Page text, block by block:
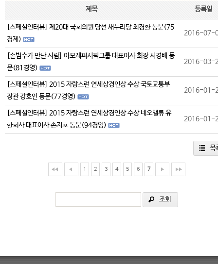
제목 등록일
[스페셜인터뷰] 제20대 국회의원 당선 새누리당 최경환 동문(75
경제)
2016-07-
[손범수가 만난 사람] 아모레퍼시픽그룹 대표이사 회장 서경배 동
문(81경영)
2016-03-
[스페셜인터뷰] 2015 자랑스런 연세상경인상 수상 국토교통부
장관 강호인 동문(77경영)
2016-01-
[스페셜인터뷰] 2015 자랑스런 연세상경인상 수상 네오밸류 유
한회사 대표이사 손지호 동문(94경영)
2016-01-
목
1 2 3 4 5 6 7
조회